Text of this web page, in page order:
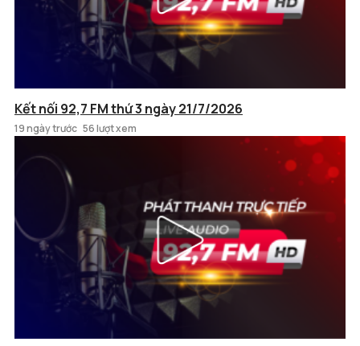
Kết nối 92,7 FM thứ 3 ngày 21/7/2026
19 ngày trước 56 lượt xem